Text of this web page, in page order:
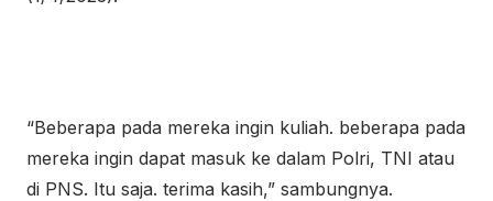
“Beberapa pada mereka ingin kuliah. beberapa pada
mereka ingin dapat masuk ke dalam Polri, TNI atau
di PNS. Itu saja. terima kasih,” sambungnya.